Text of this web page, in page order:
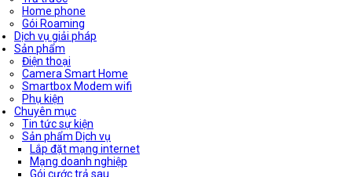
Home phone
Gói Roaming
Dịch vụ giải pháp
Sản phẩm
Điện thoại
Camera Smart Home
Smartbox Modem wifi
Phụ kiện
Chuyên mục
Tin tức sự kiện
Sản phẩm Dịch vụ
Lắp đặt mạng internet
Mạng doanh nghiệp
Gói cước trả sau